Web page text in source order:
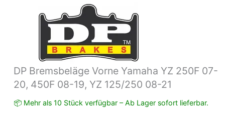
DP Bremsbeläge Vorne Yamaha YZ 250F 07-
20, 450F 08-19, YZ 125/250 08-21
📦 Mehr als 10 Stück verfügbar – Ab Lager sofort lieferbar.